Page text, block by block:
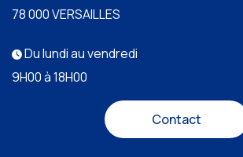
78 000 VERSAILLES
Du lundi au vendredi
9H00 à 18H00
Contact